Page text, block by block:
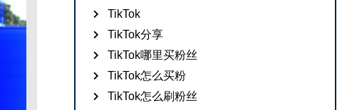
TikTok
TikTok分享
TikTok哪里买粉丝
TikTok怎么买粉
TikTok怎么刷粉丝